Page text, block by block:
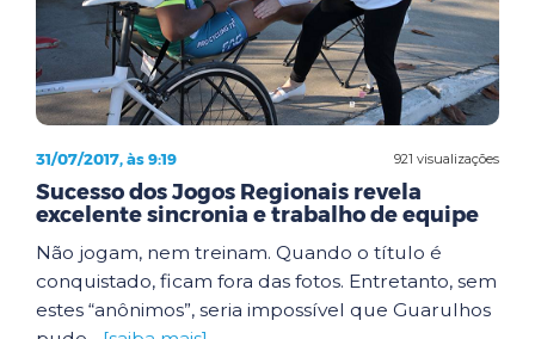
921 visualizações
31/07/2017, às 9:19
Sucesso dos Jogos Regionais revela
excelente sincronia e trabalho de equipe
Não jogam, nem treinam. Quando o título é
conquistado, ficam fora das fotos. Entretanto, sem
estes “anônimos”, seria impossível que Guarulhos